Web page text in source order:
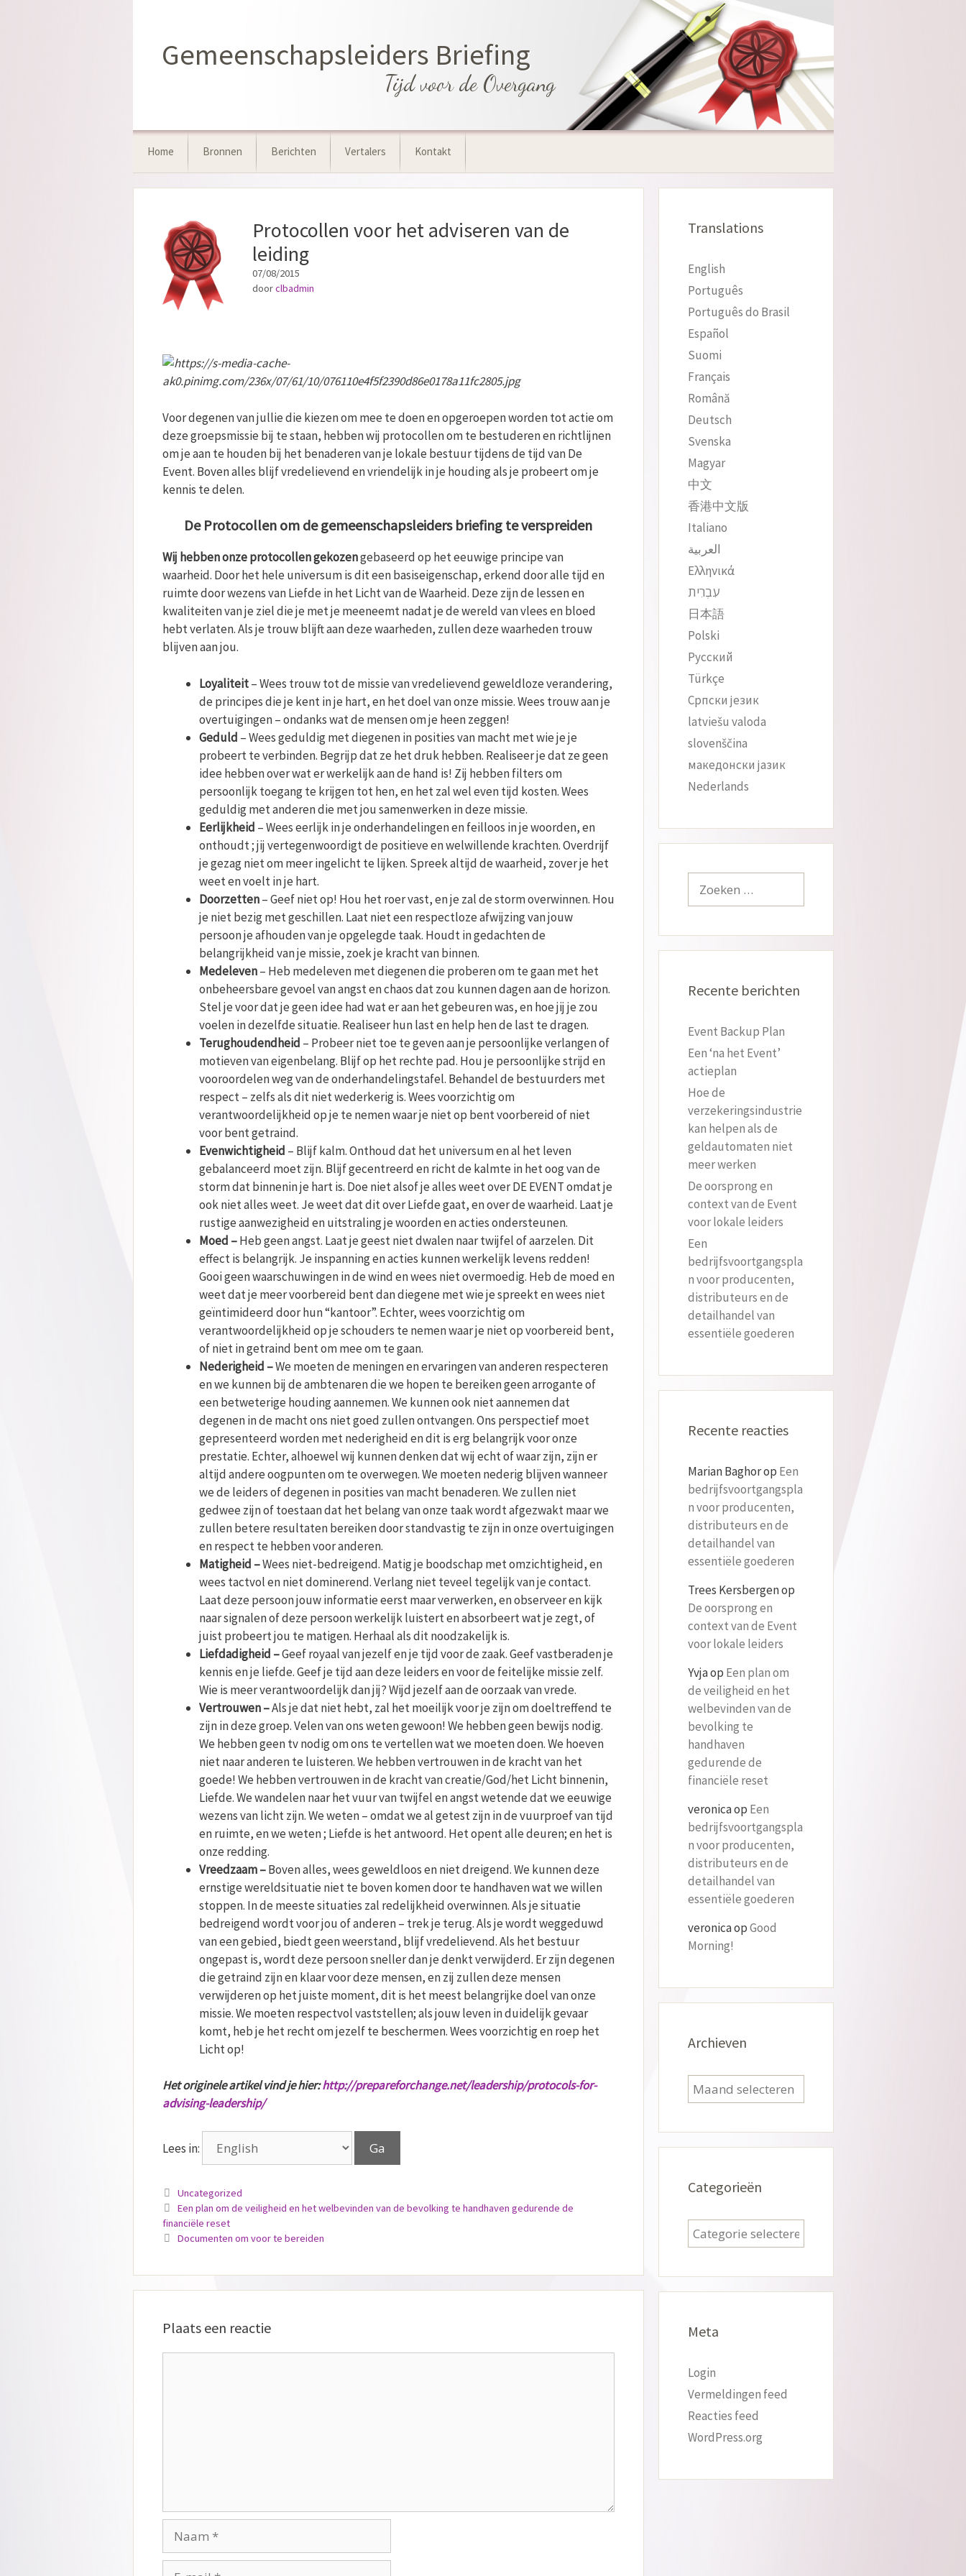
Gemeenschapsleiders Briefing
Tijd voor de Overgang
Home Bronnen Berichten Vertalers Kontakt
Protocollen voor het adviseren van de
leiding
07/08/2015
doorclbadmin
Voor degenen van jullie die kiezen om mee te doen en opgeroepen worden tot actie om
deze groepsmissie bij te staan, hebben wij protocollen om te bestuderen en richtlijnen
om je aan te houden bij het benaderen van je lokale bestuur tijdens de tijd van De
Event. Boven alles blijf vredelievend en vriendelijk in je houding als je probeert om je
kennis te delen.
De Protocollen om de gemeenschapsleiders briefing te verspreiden
Wij hebben onze protocollen gekozengebaseerd op het eeuwige principe van
waarheid. Door het hele universum is dit een basiseigenschap, erkend door alle tijd en
ruimte door wezens van Liefde in het Licht van de Waarheid. Deze zijn de lessen en
kwaliteiten van je ziel die je met je meeneemt nadat je de wereld van vlees en bloed
hebt verlaten. Als je trouw blijft aan deze waarheden, zullen deze waarheden trouw
blijven aan jou.
Loyaliteit– Wees trouw tot de missie van vredelievend geweldloze verandering,
de principes die je kent in je hart, en het doel van onze missie. Wees trouw aan je
overtuigingen – ondanks wat de mensen om je heen zeggen!
Geduld – Wees geduldig met diegenen in posities van macht met wie je je
probeert te verbinden. Begrijp dat ze het druk hebben. Realiseer je dat ze geen
idee hebben over wat er werkelijk aan de hand is! Zij hebben filters om
persoonlijk toegang te krijgen tot hen, en het zal wel even tijd kosten. Wees
geduldig met anderen die met jou samenwerken in deze missie.
Eerlijkheid – Wees eerlijk in je onderhandelingen en feilloos in je woorden, en
onthoudt ; jij vertegenwoordigt de positieve en welwillende krachten. Overdrijf
je gezag niet om meer ingelicht te lijken. Spreek altijd de waarheid, zover je het
weet en voelt in je hart.
Doorzetten– Geef niet op! Hou het roer vast, en je zal de storm overwinnen. Hou
je niet bezig met geschillen. Laat niet een respectloze afwijzing van jouw
persoon je afhouden van je opgelegde taak. Houdt in gedachten de
belangrijkheid van je missie, zoek je kracht van binnen.
Medeleven– Heb medeleven met diegenen die proberen om te gaan met het
onbeheersbare gevoel van angst en chaos dat zou kunnen dagen aan de horizon.
Stel je voor dat je geen idee had wat er aan het gebeuren was, en hoe jij je zou
voelen in dezelfde situatie. Realiseer hun last en help hen de last te dragen.
Terughoudendheid – Probeer niet toe te geven aan je persoonlijke verlangen of
motieven van eigenbelang. Blijf op het rechte pad. Hou je persoonlijke strijd en
vooroordelen weg van de onderhandelingstafel. Behandel de bestuurders met
respect – zelfs als dit niet wederkerig is. Wees voorzichtig om
verantwoordelijkheid op je te nemen waar je niet op bent voorbereid of niet
voor bent getraind.
Evenwichtigheid – Blijf kalm. Onthoud dat het universum en al het leven
gebalanceerd moet zijn. Blijf gecentreerd en richt de kalmte in het oog van de
storm dat binnenin je hart is. Doe niet alsof je alles weet over DE EVENT omdat je
ook niet alles weet. Je weet dat dit over Liefde gaat, en over de waarheid. Laat je
rustige aanwezigheid en uitstraling je woorden en acties ondersteunen.
Moed –Heb geen angst. Laat je geest niet dwalen naar twijfel of aarzelen. Dit
effect is belangrijk. Je inspanning en acties kunnen werkelijk levens redden!
Gooi geen waarschuwingen in de wind en wees niet overmoedig. Heb de moed en
weet dat je meer voorbereid bent dan diegene met wie je spreekt en wees niet
geïntimideerd door hun “kantoor”. Echter, wees voorzichtig om
verantwoordelijkheid op je schouders te nemen waar je niet op voorbereid bent,
of niet in getraind bent om mee om te gaan.
Nederigheid –We moeten de meningen en ervaringen van anderen respecteren
en we kunnen bij de ambtenaren die we hopen te bereiken geen arrogante of
een betweterige houding aannemen. We kunnen ook niet aannemen dat
degenen in de macht ons niet goed zullen ontvangen. Ons perspectief moet
gepresenteerd worden met nederigheid en dit is erg belangrijk voor onze
prestatie. Echter, alhoewel wij kunnen denken dat wij echt of waar zijn, zijn er
altijd andere oogpunten om te overwegen. We moeten nederig blijven wanneer
we de leiders of degenen in posities van macht benaderen. We zullen niet
gedwee zijn of toestaan dat het belang van onze taak wordt afgezwakt maar we
zullen betere resultaten bereiken door standvastig te zijn in onze overtuigingen
en respect te hebben voor anderen.
Matigheid –Wees niet-bedreigend. Matig je boodschap met omzichtigheid, en
wees tactvol en niet dominerend. Verlang niet teveel tegelijk van je contact.
Laat deze persoon jouw informatie eerst maar verwerken, en observeer en kijk
naar signalen of deze persoon werkelijk luistert en absorbeert wat je zegt, of
juist probeert jou te matigen. Herhaal als dit noodzakelijk is.
Liefdadigheid –Geef royaal van jezelf en je tijd voor de zaak. Geef vastberaden je
kennis en je liefde. Geef je tijd aan deze leiders en voor de feitelijke missie zelf.
Wie is meer verantwoordelijk dan jij? Wijd jezelf aan de oorzaak van vrede.
Vertrouwen –Als je dat niet hebt, zal het moeilijk voor je zijn om doeltreffend te
zijn in deze groep. Velen van ons weten gewoon! We hebben geen bewijs nodig.
We hebben geen tv nodig om ons te vertellen wat we moeten doen. We hoeven
niet naar anderen te luisteren. We hebben vertrouwen in de kracht van het
goede! We hebben vertrouwen in de kracht van creatie/God/het Licht binnenin,
Liefde. We wandelen naar het vuur van twijfel en angst wetende dat we eeuwige
wezens van licht zijn. We weten – omdat we al getest zijn in de vuurproef van tijd
en ruimte, en we weten ; Liefde is het antwoord. Het opent alle deuren; en het is
onze redding.
Vreedzaam –Boven alles, wees geweldloos en niet dreigend. We kunnen deze
ernstige wereldsituatie niet te boven komen door te handhaven wat we willen
stoppen. In de meeste situaties zal redelijkheid overwinnen. Als je situatie
bedreigend wordt voor jou of anderen – trek je terug. Als je wordt weggeduwd
van een gebied, biedt geen weerstand, blijf vredelievend. Als het bestuur
ongepast is, wordt deze persoon sneller dan je denkt verwijderd. Er zijn degenen
die getraind zijn en klaar voor deze mensen, en zij zullen deze mensen
verwijderen op het juiste moment, dit is het meest belangrijke doel van onze
missie. We moeten respectvol vaststellen; als jouw leven in duidelijk gevaar
komt, heb je het recht om jezelf te beschermen. Wees voorzichtig en roep het
Licht op!
Het originele artikel vind je hier:http://prepareforchange.net/leadership/protocols-for-
advising-leadership/
Lees in:
Categorieën
Uncategorized
Een plan om de veiligheid en het welbevinden van de bevolking te handhaven gedurende de
financiële reset
Documenten om voor te bereiden
Plaats een reactie
Translations
English
Português
Português do Brasil
Español
Suomi
Français
Română
Deutsch
Svenska
Magyar
中文
香港中文版
Italiano
العربية
Ελληνικά
עִבְרִית
日本語
Polski
Русский
Türkçe
Српски језик
latviešu valoda
slovenščina
македонски јазик
Nederlands
naar:
Recente berichten
Event Backup Plan
Een ‘na het Event’
actieplan
Hoe de
verzekeringsindustrie
kan helpen als de
geldautomaten niet
meer werken
De oorsprong en
context van de Event
voor lokale leiders
Een
bedrijfsvoortgangspla
n voor producenten,
distributeurs en de
detailhandel van
essentiële goederen
Recente reacties
Marian Baghorop Een
bedrijfsvoortgangspla
n voor producenten,
distributeurs en de
detailhandel van
essentiële goederen
Trees Kersbergenop
De oorsprong en
context van de Event
voor lokale leiders
Yvjaop Een plan om
de veiligheid en het
welbevinden van de
bevolking te
handhaven
gedurende de
financiële reset
veronicaop Een
bedrijfsvoortgangspla
n voor producenten,
distributeurs en de
detailhandel van
essentiële goederen
veronicaopGood
Morning!
Archieven
Archieven
Categorieën
Categorieën
Meta
Login
Vermeldingen feed
Reacties feed
WordPress.org